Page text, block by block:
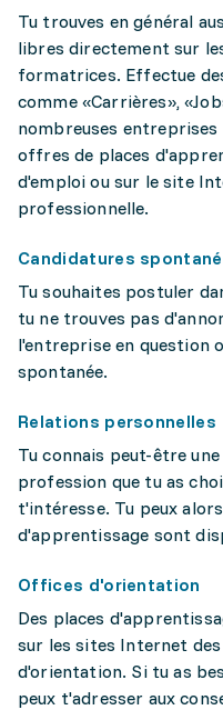
Tu trouves en général
libres directement sur
formatrices. Effectue
comme «Carrières»,
nombreuses
offres de places
d'emploi ou sur le site
professionnelle.
Candidatures
Tu souhaites postuler
tu ne trouves pas
l'entreprise en question
spontanée.
Relations personnelles
Tu connais peut-être
profession que tu as
t'intéresse. Tu peux
d'apprentissage sont
Offices d'orientation
Des places
sur les sites Internet
d'orientation. Si tu as
peux t'adresser aux